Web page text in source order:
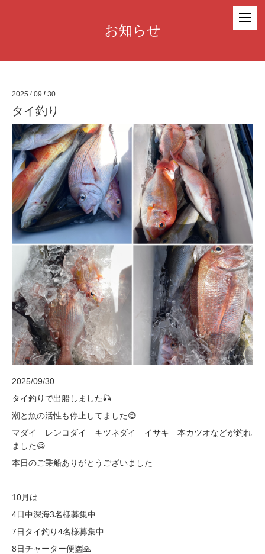
お知らせ
2025 / 09 / 30
タイ釣り
2025/09/30
タイ釣りで出船しました🎣
潮と魚の活性も停止してました😅
マダイ レンコダイ キツネダイ イサキ 本カツオなどが釣れ
ました😀
本日のご乗船ありがとうございました
10月は
4日中深海3名様募集中
7日タイ釣り4名様募集中
8日チャーター便🈵🙏